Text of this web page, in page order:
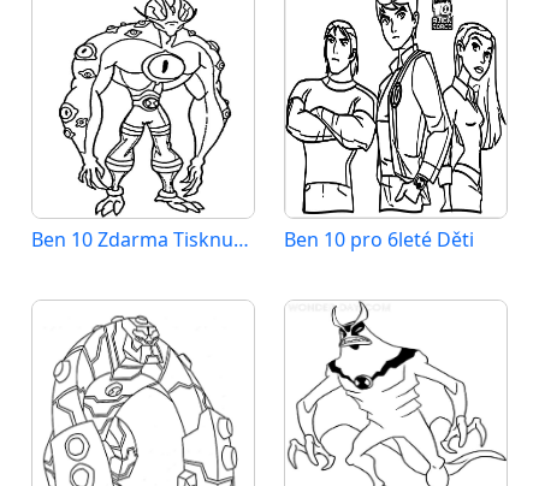
Ben 10 Zdarma Tisknutelný Ben 10 pro 6leté Děti